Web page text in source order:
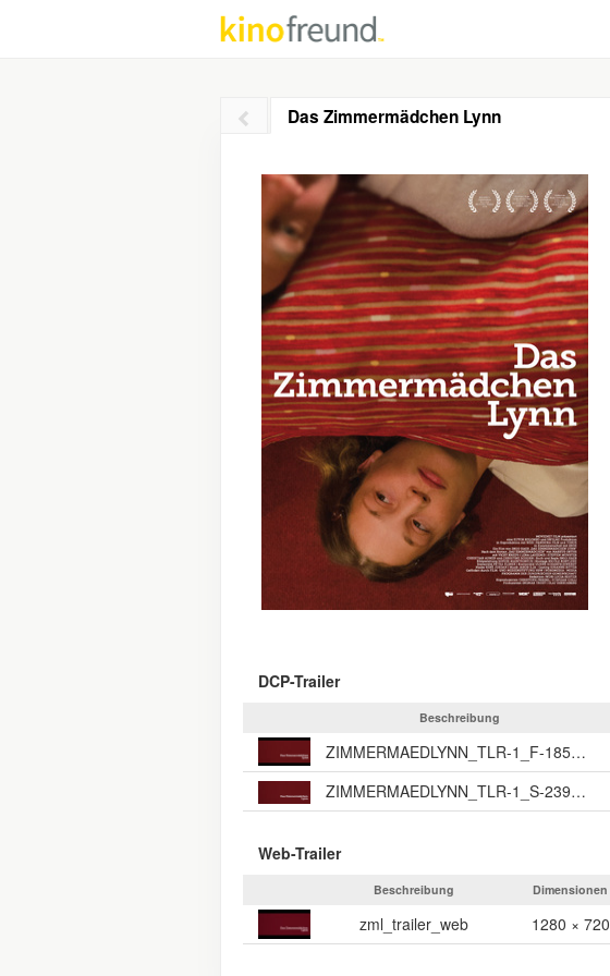
Das Zimmermädchen Lynn
DCP-Trailer
Beschreibung
ZIMMERMAEDLYNN_TLR-1_F-185_DE-XX_DE_51_2K_20150403_SMPTE_OV
ZIMMERMAEDLYNN_TLR-1_S-239_DE-XX_DE_51_2K_20150403_SMPTE_OV
Web-Trailer
Beschreibung Dimensionen
zml_trailer_web 1280 × 720